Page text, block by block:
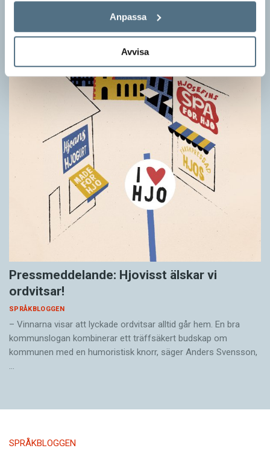
Anpassa
Avvisa
Pressmeddelande: Hjovisst älskar vi
ordvitsar!
SPRÅKBLOGGEN
– Vinnarna visar att lyckade ordvitsar alltid går hem. En bra
kommunslogan kombinerar ett träffsäkert budskap om
kommunen med en humoristisk knorr, säger Anders Svensson,
…
SPRÅKBLOGGEN